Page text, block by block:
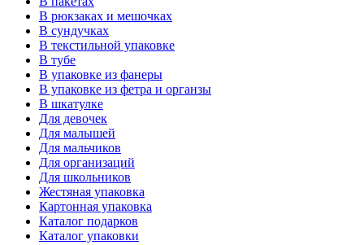
В рюкзаках и мешочках
В сундучках
В текстильной упаковке
В тубе
В упаковке из фанеры
В упаковке из фетра и органзы
В шкатулке
Для девочек
Для малышей
Для мальчиков
Для организаций
Для школьников
Жестяная упаковка
Картонная упаковка
Каталог подарков
Каталог упаковки